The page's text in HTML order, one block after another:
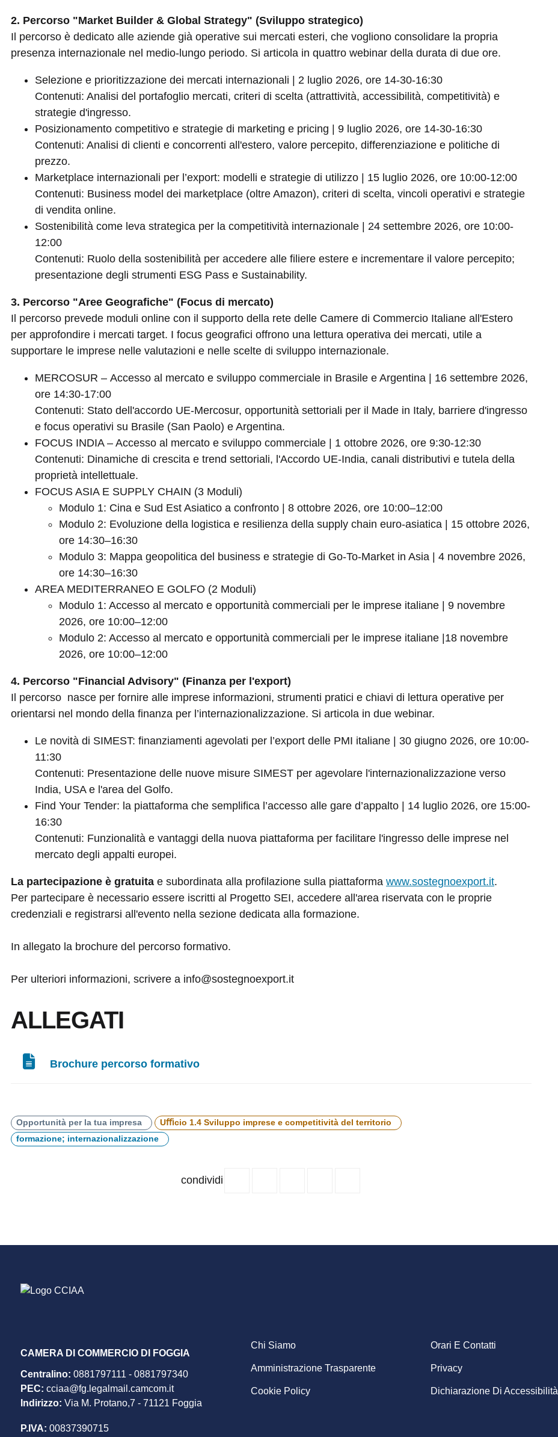
2. Percorso "Market Builder & Global Strategy" (Sviluppo strategico)
Il percorso è dedicato alle aziende già operative sui mercati esteri, che vogliono consolidare la propria
presenza internazionale nel medio-lungo periodo. Si articola in quattro webinar della durata di due ore.
Selezione e prioritizzazione dei mercati internazionali | 2 luglio 2026, ore 14-30-16:30
Contenuti: Analisi del portafoglio mercati, criteri di scelta (attrattività, accessibilità, competitività) e
strategie d'ingresso.
Posizionamento competitivo e strategie di marketing e pricing | 9 luglio 2026, ore 14-30-16:30
Contenuti: Analisi di clienti e concorrenti all'estero, valore percepito, differenziazione e politiche di
prezzo.
Marketplace internazionali per l’export: modelli e strategie di utilizzo | 15 luglio 2026, ore 10:00-12:00
Contenuti: Business model dei marketplace (oltre Amazon), criteri di scelta, vincoli operativi e strategie
di vendita online.
Sostenibilità come leva strategica per la competitività internazionale | 24 settembre 2026, ore 10:00-
12:00
Contenuti: Ruolo della sostenibilità per accedere alle filiere estere e incrementare il valore percepito;
presentazione degli strumenti ESG Pass e Sustainability.
3. Percorso "Aree Geografiche" (Focus di mercato)
Il percorso prevede moduli online con il supporto della rete delle Camere di Commercio Italiane all'Estero
per approfondire i mercati target. I focus geografici offrono una lettura operativa dei mercati, utile a
supportare le imprese nelle valutazioni e nelle scelte di sviluppo internazionale.
MERCOSUR – Accesso al mercato e sviluppo commerciale in Brasile e Argentina | 16 settembre 2026,
ore 14:30-17:00
Contenuti: Stato dell'accordo UE-Mercosur, opportunità settoriali per il Made in Italy, barriere d'ingresso
e focus operativi su Brasile (San Paolo) e Argentina.
FOCUS INDIA – Accesso al mercato e sviluppo commerciale | 1 ottobre 2026, ore 9:30-12:30
Contenuti: Dinamiche di crescita e trend settoriali, l'Accordo UE-India, canali distributivi e tutela della
proprietà intellettuale.
FOCUS ASIA E SUPPLY CHAIN (3 Moduli)
Modulo 1: Cina e Sud Est Asiatico a confronto | 8 ottobre 2026, ore 10:00–12:00
Modulo 2: Evoluzione della logistica e resilienza della supply chain euro-asiatica | 15 ottobre 2026,
ore 14:30–16:30
Modulo 3: Mappa geopolitica del business e strategie di Go-To-Market in Asia | 4 novembre 2026,
ore 14:30–16:30
AREA MEDITERRANEO E GOLFO (2 Moduli)
Modulo 1: Accesso al mercato e opportunità commerciali per le imprese italiane | 9 novembre
2026, ore 10:00–12:00
Modulo 2: Accesso al mercato e opportunità commerciali per le imprese italiane |18 novembre
2026, ore 10:00–12:00
4. Percorso "Financial Advisory" (Finanza per l'export)
Il percorso nasce per fornire alle imprese informazioni, strumenti pratici e chiavi di lettura operative per
orientarsi nel mondo della finanza per l’internazionalizzazione. Si articola in due webinar.
Le novità di SIMEST: finanziamenti agevolati per l’export delle PMI italiane | 30 giugno 2026, ore 10:00-
11:30
Contenuti: Presentazione delle nuove misure SIMEST per agevolare l'internazionalizzazione verso
India, USA e l'area del Golfo.
Find Your Tender: la piattaforma che semplifica l’accesso alle gare d’appalto | 14 luglio 2026, ore 15:00-
16:30
Contenuti: Funzionalità e vantaggi della nuova piattaforma per facilitare l'ingresso delle imprese nel
mercato degli appalti europei.
La partecipazione è gratuita e subordinata alla profilazione sulla piattaforma www.sostegnoexport.it.
Per partecipare è necessario essere iscritti al Progetto SEI, accedere all'area riservata con le proprie
credenziali e registrarsi all'evento nella sezione dedicata alla formazione.
In allegato la brochure del percorso formativo.
Per ulteriori informazioni, scrivere a info@sostegnoexport.it
ALLEGATI
Brochure percorso formativo
Opportunità per la tua impresa
Uﬃcio 1.4 Sviluppo imprese e competitività del territorio
formazione; internazionalizzazione
condividi
CAMERA DI COMMERCIO DI FOGGIA
Centralino: 0881797111 - 0881797340
PEC: cciaa@fg.legalmail.camcom.it
Indirizzo: Via M. Protano,7 - 71121 Foggia
P.IVA: 00837390715
Footer
menu
Chi Siamo Orari E Contatti
Amministrazione Trasparente Privacy
Cookie Policy Dichiarazione Di Accessibilità